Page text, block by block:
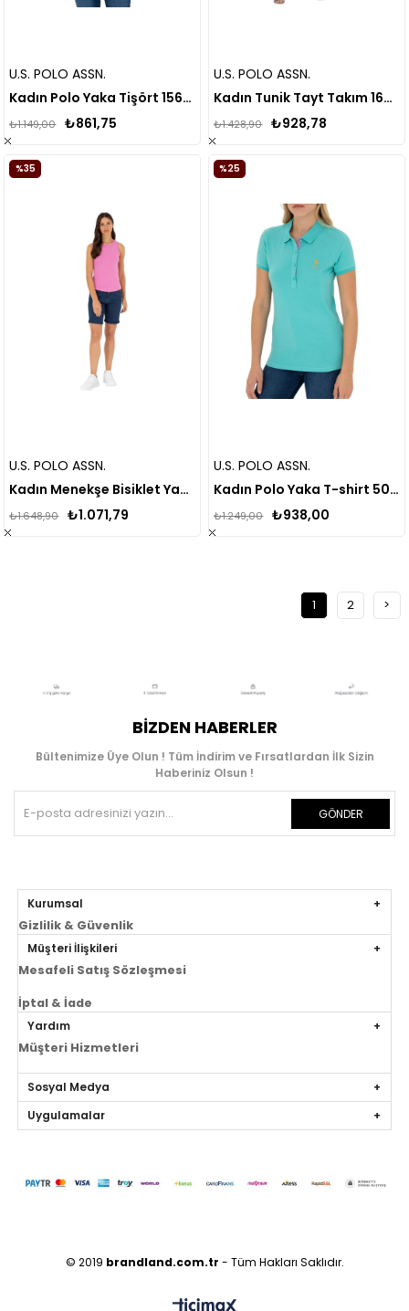
U.S. POLO ASSN.
Kadın Polo Yaka Tişört 1567927
₺861,75
₺1.149,00
U.S. POLO ASSN.
Kadın Tunik Tayt Takım 16700.22Y
₺928,78
₺1.428,90
U.S. POLO ASSN.
Kadın Menekşe Bisiklet Yaka Kolsuz Basic Tişört
₺1.071,79
₺1.648,90
%35
U.S. POLO ASSN.
Kadın Polo Yaka T-shirt 50262694
₺938,00
₺1.249,00
%25
1 2 >
BIZDEN HABERLER
Bültenimize Üye Olun ! Tüm İndirim ve Fırsatlardan İlk Sizin
Haberiniz Olsun !
GÖNDER
Kurumsal
Gizlilik & Güvenlik
Müşteri İlişkileri
Mesafeli Satış Sözleşmesi
İptal & İade
Yardım
Müşteri Hizmetleri
Sosyal Medya
Uygulamalar
© 2019 brandland.com.tr - Tüm Hakları Saklıdır.